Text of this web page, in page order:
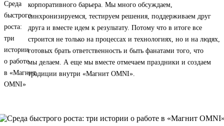
корпоративного барьера. Мы много обсуждаем,
синхронизируемся, тестируем решения, поддерживаем друг
друга и вместе идем к результату. Потому что в итоге все
строится не только на процессах и технологиях, но и на людях,
готовых брать ответственность и быть фанатами того, что
мы делаем. А еще мы вместе отмечаем праздники и создаем
традиции внутри «Магнит OMNI».